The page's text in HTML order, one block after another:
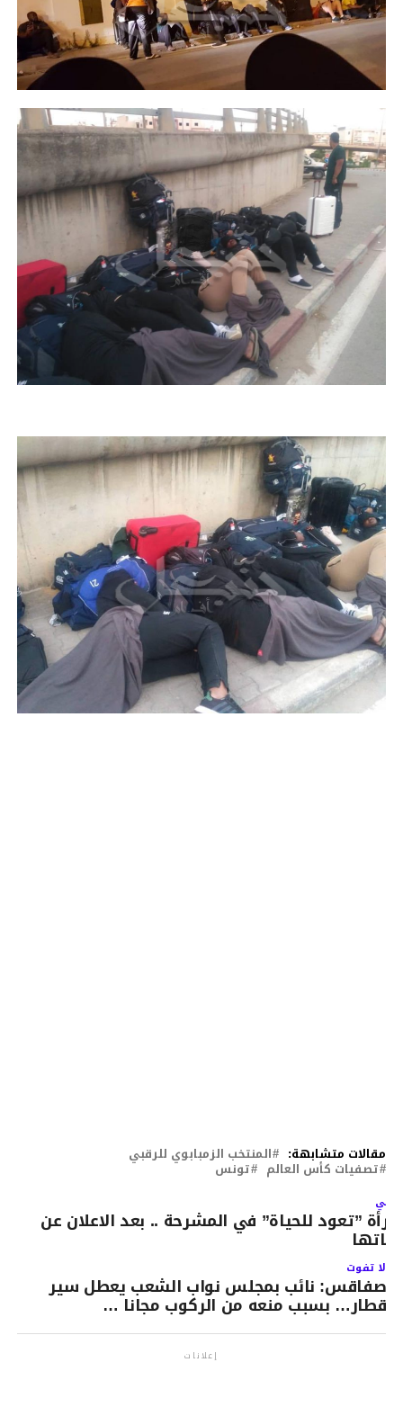
مقالات متشابهة: المنتخب الزمبابوي للرقبي
تصفيات كأس العالم تونس
”تعود للحياة” في المشرحة .. بعد الاعلان عن
لا تفوت
صفاقس: نائب بمجلس نواب الشعب يعطل سير
قطار… بسبب منعه من الركوب مجانا …
إعلانات